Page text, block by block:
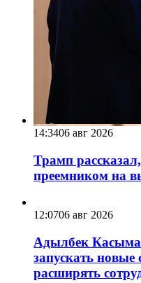
14:3406 авг 2026
Трамп
преемником на
12:0706 авг 2026
Адылбек
запускать
расширять